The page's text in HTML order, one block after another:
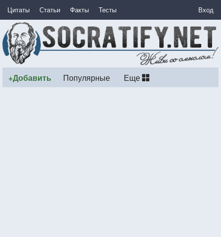
Цитаты Статьи Факты Тесты Вход
+Добавить Популярные Еще